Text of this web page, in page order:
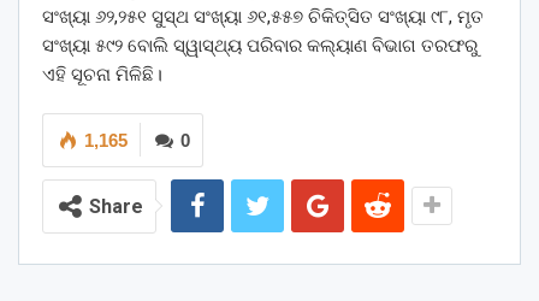
ସଂଖ୍ୟା ୬୨,୨୫୧ ସୁସ୍ଥ ସଂଖ୍ୟା ୬୧,୫୫୭ ଚିକିତ୍ସିତ ସଂଖ୍ୟା ୯୮, ମୃତ
ସଂଖ୍ୟା ୫୯୨ ବୋଲି ସ୍ୱାସ୍ଥ୍ୟ ପରିବାର କଲ୍ୟାଣ ବିଭାଗ ତରଫରୁ
ଏହି ସୂଚନା ମିଳିଛି।
0
1,165
Share